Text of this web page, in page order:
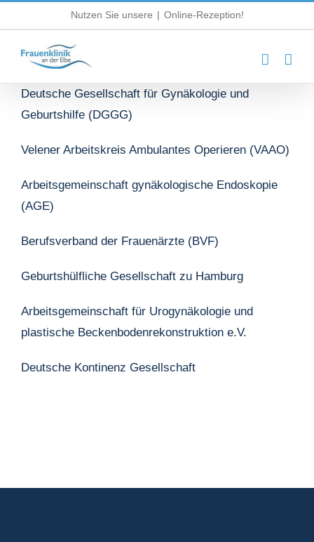
Inhalt
springen
Nutzen Sie unsere | Online-Rezeption!
Deutsche Gesellschaft für Gynäkologie und
Geburtshilfe (DGGG)
Velener Arbeitskreis Ambulantes Operieren (VAAO)
Arbeitsgemeinschaft gynäkologische Endoskopie
(AGE)
Berufsverband der Frauenärzte (BVF)
Geburtshülfliche Gesellschaft zu Hamburg
Arbeitsgemeinschaft für Urogynäkologie und
plastische Beckenbodenrekonstruktion e.V.
Deutsche Kontinenz Gesellschaft